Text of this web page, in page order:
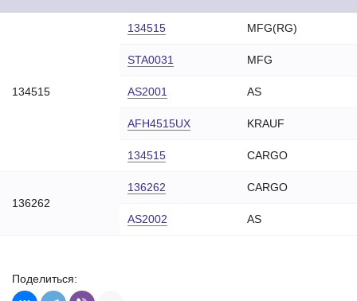
134515
134515 MFG(RG)
STA0031 MFG
AS2001 AS
AFH4515UX KRAUF
134515 CARGO
136262
136262 CARGO
AS2002 AS
Поделиться: